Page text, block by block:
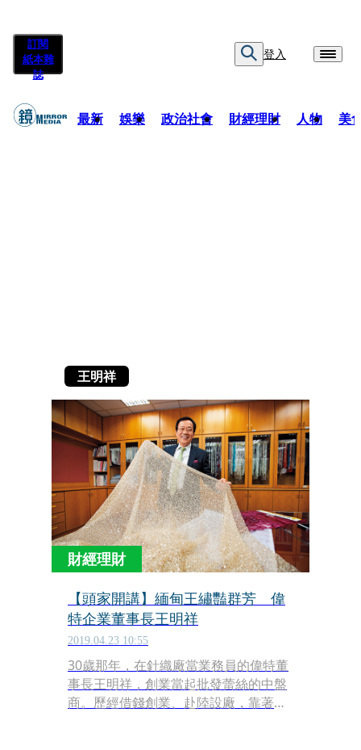
訂閱
紙本雜
誌
登入
最新 娛樂 政治社會 財經理財 人物 美
王明祥
財經理財
【頭家開講】緬甸王繡豔群芳 偉
特企業董事長王明祥
2019.04.23 10:55
30歲那年，在針織廠當業務員的偉特董
事長王明祥，創業當起批發蕾絲的中盤
商。歷經借錢創業、赴陸設廠，靠著年